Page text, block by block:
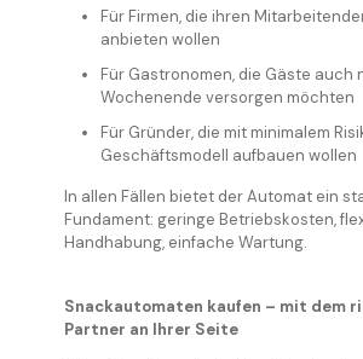
Für Firmen, die ihren
anbieten wollen
Für Gastronomen, die Gäste auch
Wochenende versorgen möchten
Für Gründer, die mit minimalem
Geschäftsmodell aufbauen wollen
In allen Fällen bietet der Automat ein
Fundament: geringe Betriebskosten,
Handhabung, einfache Wartung.
Snackautomaten kaufen – mit dem
Partner an Ihrer Seite